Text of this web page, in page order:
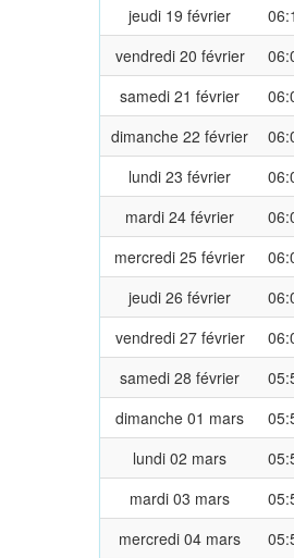
jeudi 19 février
vendredi 20 février
samedi 21 février
dimanche 22 février
lundi 23 février
mardi 24 février
mercredi 25 février
jeudi 26 février
vendredi 27 février
samedi 28 février
dimanche 01 mars
lundi 02 mars
mardi 03 mars
mercredi 04 mars